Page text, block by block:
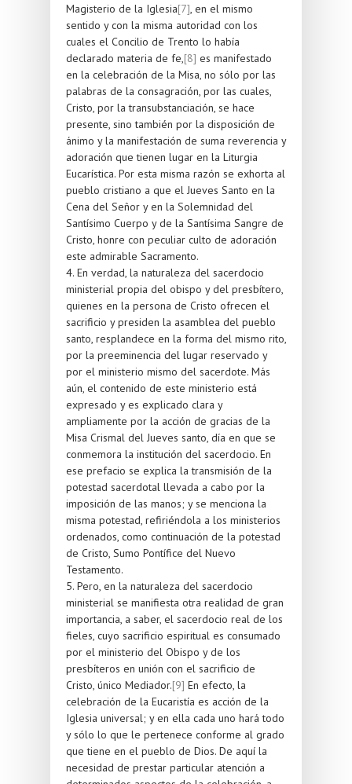
Magisterio de la Iglesia[7], en el mismo
sentido y con la misma autoridad con los
cuales el Concilio de Trento lo había
declarado materia de fe,[8] es manifestado
en la celebración de la Misa, no sólo por las
palabras de la consagración, por las cuales,
Cristo, por la transubstanciación, se hace
presente, sino también por la disposición de
ánimo y la manifestación de suma reverencia y
adoración que tienen lugar en la Liturgia
Eucarística. Por esta misma razón se exhorta al
pueblo cristiano a que el Jueves Santo en la
Cena del Señor y en la Solemnidad del
Santísimo Cuerpo y de la Santísima Sangre de
Cristo, honre con peculiar culto de adoración
este admirable Sacramento.
4. En verdad, la naturaleza del sacerdocio
ministerial propia del obispo y del presbítero,
quienes en la persona de Cristo ofrecen el
sacrificio y presiden la asamblea del pueblo
santo, resplandece en la forma del mismo rito,
por la preeminencia del lugar reservado y
por el ministerio mismo del sacerdote. Más
aún, el contenido de este ministerio está
expresado y es explicado clara y
ampliamente por la acción de gracias de la
Misa Crismal del Jueves santo, día en que se
conmemora la institución del sacerdocio. En
ese prefacio se explica la transmisión de la
potestad sacerdotal llevada a cabo por la
imposición de las manos; y se menciona la
misma potestad, refiriéndola a los ministerios
ordenados, como continuación de la potestad
de Cristo, Sumo Pontífice del Nuevo
Testamento.
5. Pero, en la naturaleza del sacerdocio
ministerial se manifiesta otra realidad de gran
importancia, a saber, el sacerdocio real de los
fieles, cuyo sacrificio espiritual es consumado
por el ministerio del Obispo y de los
presbíteros en unión con el sacrificio de
Cristo, único Mediador.[9] En efecto, la
celebración de la Eucaristía es acción de la
Iglesia universal; y en ella cada uno hará todo
y sólo lo que le pertenece conforme al grado
que tiene en el pueblo de Dios. De aquí la
necesidad de prestar particular atención a